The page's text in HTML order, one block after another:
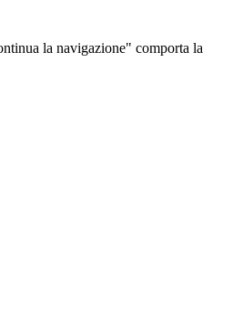
la navigazione" comporta la